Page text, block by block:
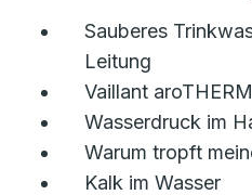
Sauberes
Leitung
Vaillant
Wasserdruck im
Warum tropft
Kalk im Wasser